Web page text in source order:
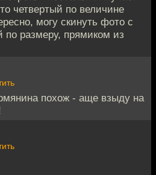
четвертый по величине
могу скинуть фото с
по размеру, прямиком из
похож - аще взыду на